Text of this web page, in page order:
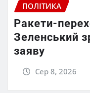
ПОЛІТИКА
Ракети-
Зеленський
заяву
Сер 8, 2026